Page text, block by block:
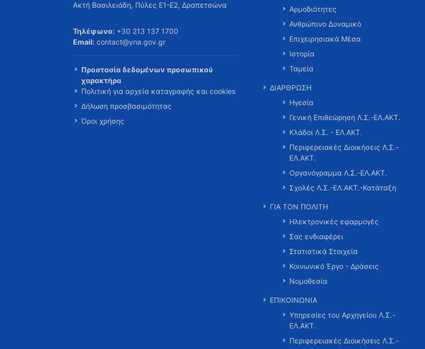
Ακτή Βασιλειάδη, Πύλες Ε1-Ε2, Δραπετσώνα
Τηλέφωνο: +30 213 137 1700
Email: contact@yna.gov.gr
Προστασία δεδομένων προσωπικού
χαρακτήρα
Πολιτική για αρχεία καταγραφής και cookies
Δήλωση προσβασιμότητας
Όροι χρήσης
Αρμοδιότητες
Ανθρώπινο Δυναμικό
Επιχειρησιακά Μέσα
Ιστορία
Ταμεία
ΔΙΑΡΘΡΩΣΗ
Ηγεσία
Γενική Επιθεώρηση Λ.Σ.-ΕΛ.ΑΚΤ.
Κλάδοι Λ.Σ. - ΕΛ.ΑΚΤ.
Περιφερειακές Διοικήσεις Λ.Σ.-
ΕΛ.ΑΚΤ.
Οργανόγραμμα Λ.Σ.-ΕΛ.ΑΚΤ.
Σχολές Λ.Σ.-ΕΛ.ΑΚΤ.-Κατάταξη
ΓΙΑ ΤΟΝ ΠΟΛΙΤΗ
Ηλεκτρονικές εφαρμογές
Σας ενδιαφέρει
Στατιστικά Στοιχεία
Κοινωνικό Έργο - Δράσεις
Νομοθεσία
ΕΠΙΚΟΙΝΩΝΙΑ
Υπηρεσίες του Αρχηγείου Λ.Σ.-
ΕΛ.ΑΚΤ.
Περιφερειακές Διοικήσεις Λ.Σ.-